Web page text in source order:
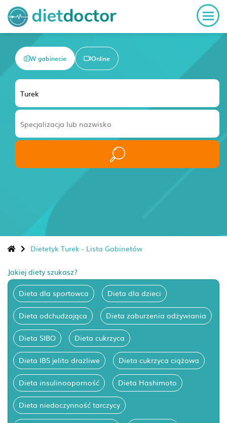
W gabinecie Online
Dietetyk Turek - Lista Gabinetów
Jakiej diety szukasz?
Dieta dla sportowca Dieta dla dzieci
Dieta odchudzająca Dieta zaburzenia odżywiania
Dieta SIBO Dieta cukrzyca
Dieta IBS jelito drażliwe Dieta cukrzyca ciążowa
Dieta insulinooporność Dieta Hashimoto
Dieta niedoczynność tarczycy